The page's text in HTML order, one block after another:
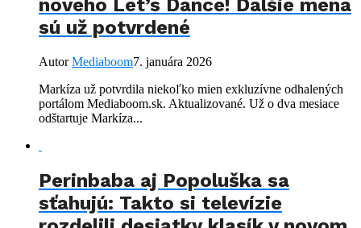
nového Let’s Dance! Ďalšie mená
sú už potvrdené
AutorMediaboom7. januára 2026
Markíza už potvrdila niekoľko mien exkluzívne odhalených
portálom Mediaboom.sk. Aktualizované. Už o dva mesiace
odštartuje Markíza...
Perinbaba aj Popoluška sa
sťahujú: Takto si televízie